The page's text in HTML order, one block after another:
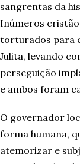
sangrentas da
Inúmeros
torturados para
Julita, levando
perseguição
e ambos foram
O governador
forma humana,
atemorizar e